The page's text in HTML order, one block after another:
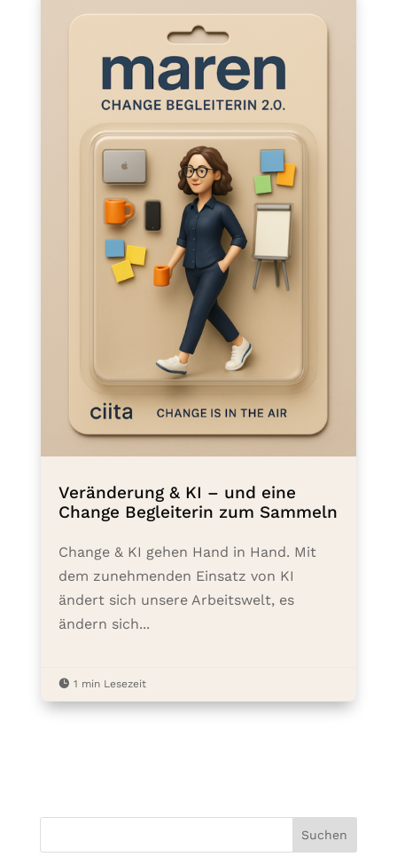
Veränderung & KI – und eine
Change Begleiterin zum Sammeln
Change & KI gehen Hand in Hand. Mit
dem zunehmenden Einsatz von KI
ändert sich unsere Arbeitswelt, es
ändern sich...
 1 min Lesezeit